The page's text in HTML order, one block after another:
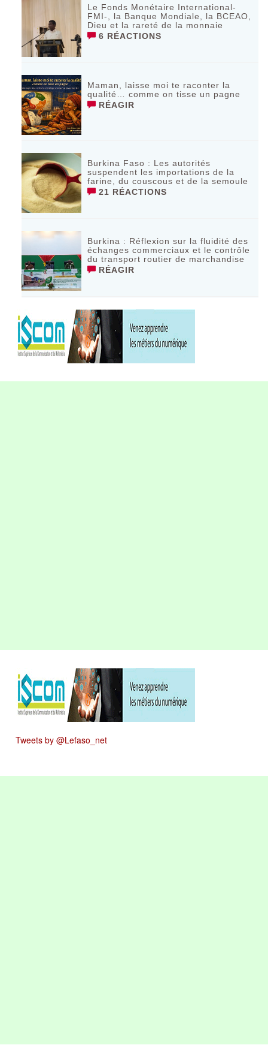
Le Fonds Monétaire International-
FMI-, la Banque Mondiale, la BCEAO,
Dieu et la rareté de la monnaie
6 RÉACTIONS
Maman, laisse moi te raconter la
qualité… comme on tisse un pagne
RÉAGIR
Burkina Faso : Les autorités
suspendent les importations de la
farine, du couscous et de la semoule
21 RÉACTIONS
Burkina : Réflexion sur la fluidité des
échanges commerciaux et le contrôle
du transport routier de marchandise
RÉAGIR
Tweets by @Lefaso_net